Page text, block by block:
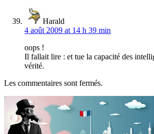
Harald
4 août 2009 at 14 h 39 min
oops !
Il fallait lire : et tue la capacité des
vérité.
Les commentaires sont fermés.